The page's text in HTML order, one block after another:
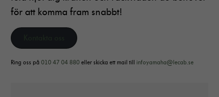
för att komma fram snabbt!
Ring oss på010 47 04 880 eller skicka ett mail till infoyamaha@lecab.se